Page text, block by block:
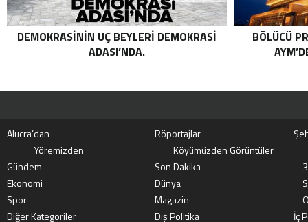
DEMOKRASININ UÇ BEYLERI DEMOKRASI
ADASI’NDA.
BÖLÜCÜ
Alucra’dan Röportajlar
Yöremizden
Köyümüzden Görüntüler
Gündem
Son Dakika
Ekonomi
Dünya
Spor
Magazin
Diğer Kategoriler
Dış Politika
İç